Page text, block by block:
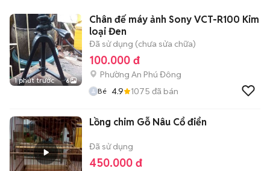
1 phút trước 6
Chân đế máy ảnh Sony VCT-R100 Kim
loại Đen
Đã sử dụng (chưa sửa chữa)
100.000 đ
Phường An Phú Đông
Bé 4.9 1075 đã bán
Lồng chim Gỗ Nâu Cổ điển
Đã sử dụng
450.000 đ